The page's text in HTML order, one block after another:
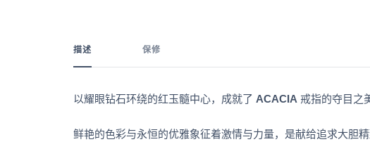
描述 保修
以耀眼钻石环绕的红玉髓中心，成就了 ACACIA 戒指的夺目之
鲜艳的色彩与永恒的优雅象征着激情与力量，是献给追求大胆